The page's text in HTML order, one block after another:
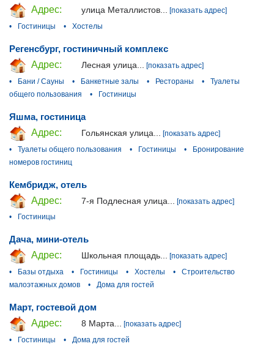
Адрес:
улица Металлистов... [показать адрес]
•
Гостиницы • Хостелы
Регенсбург, гостиничный комплекс
Адрес:
Лесная улица...
[показать адрес]
•
Бани / Сауны • Банкетные залы • Рестораны •
Туалеты
общего пользования
• Гостиницы
Яшма, гостиница
Адрес:
Гольянская улица...
[показать адрес]
•
Туалеты общего пользования • Гостиницы •
Бронирование
номеров гостиниц
Кембридж, отель
Адрес:
7-я Подлесная улица...
[показать адрес]
•
Гостиницы
Дача, мини-отель
Адрес:
Школьная площадь... [показать адрес]
•
Базы отдыха • Гостиницы • Хостелы •
Строительство
малоэтажных домов
• Дома для гостей
Март, гостевой дом
Адрес:
8 Марта...
[показать адрес]
•
Гостиницы • Дома для гостей